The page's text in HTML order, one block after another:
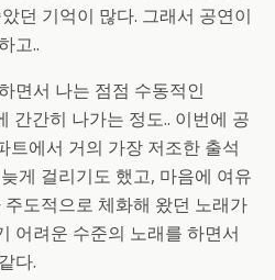
던 기억이 많다. 그래서 공연이
고..
면서 나는 점점 수동적인
간간히 나가는 정도.. 이번에 공
트에서 거의 가장 저조한 출석
게 걸리기도 했고, 마음에 여유
도적으로 체화해 왔던 노래가
어려운 수준의 노래를 하면서
다.